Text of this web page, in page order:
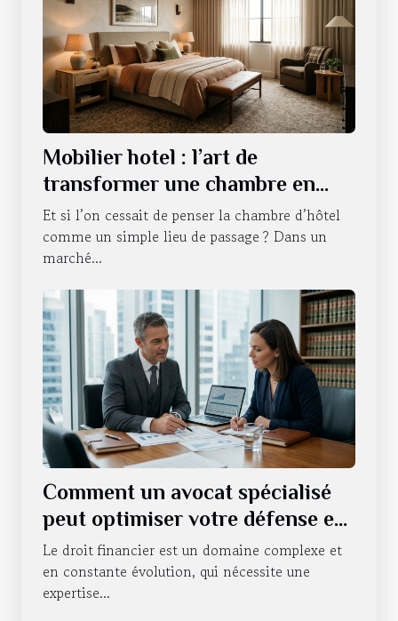
Mobilier hotel : l’art de
transformer une chambre en
expérience sensorielle
Et si l’on cessait de penser la chambre d’hôtel
comme un simple lieu de passage ? Dans un
marché...
Comment un avocat spécialisé
peut optimiser votre défense en
droit financier ?
Le droit financier est un domaine complexe et
en constante évolution, qui nécessite une
expertise...